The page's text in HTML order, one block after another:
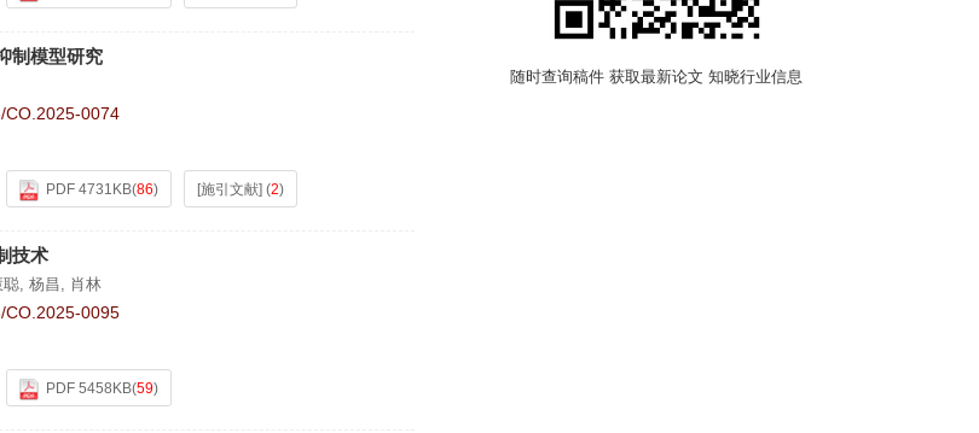
制模型研究
CO.2025-0074
PDF 4731KB(86) [施引文献] (2)
技术
聪 杨昌 肖林
CO.2025-0095
PDF 5458KB(59)
随时查询稿件 获取最新论文 知晓行业信息